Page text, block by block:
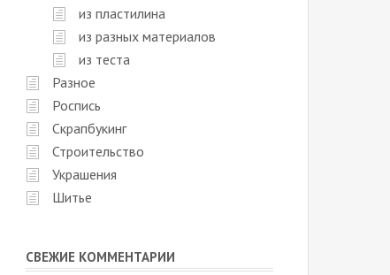
из пластилина
из разных материалов
из теста
Разное
Роспись
Скрапбукинг
Строительство
Украшения
Шитье
СВЕЖИЕ КОММЕНТАРИИ